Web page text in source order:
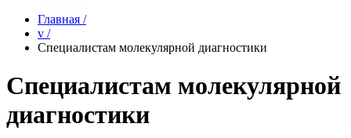
Главная /
v /
Специалистам молекулярной диагностики
Специалистам молекулярной
диагностики